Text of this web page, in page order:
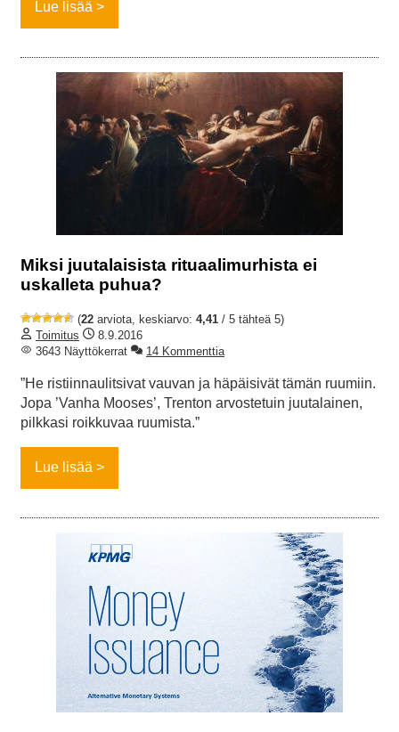
Lue lisää
Miksi juutalaisista rituaalimurhista ei
uskalleta puhua?
(22 arviota, keskiarvo: 4,41 / 5 tähteä 5)
Toimitus
8.9.2016
3643 Näyttökerrat
14 Kommenttia
”He ristiinnaulitsivat vauvan ja häpäisivät tämän ruumiin.
Jopa ’Vanha Mooses’, Trenton arvostetuin juutalainen,
pilkkasi roikkuvaa ruumista.”
Lue lisää